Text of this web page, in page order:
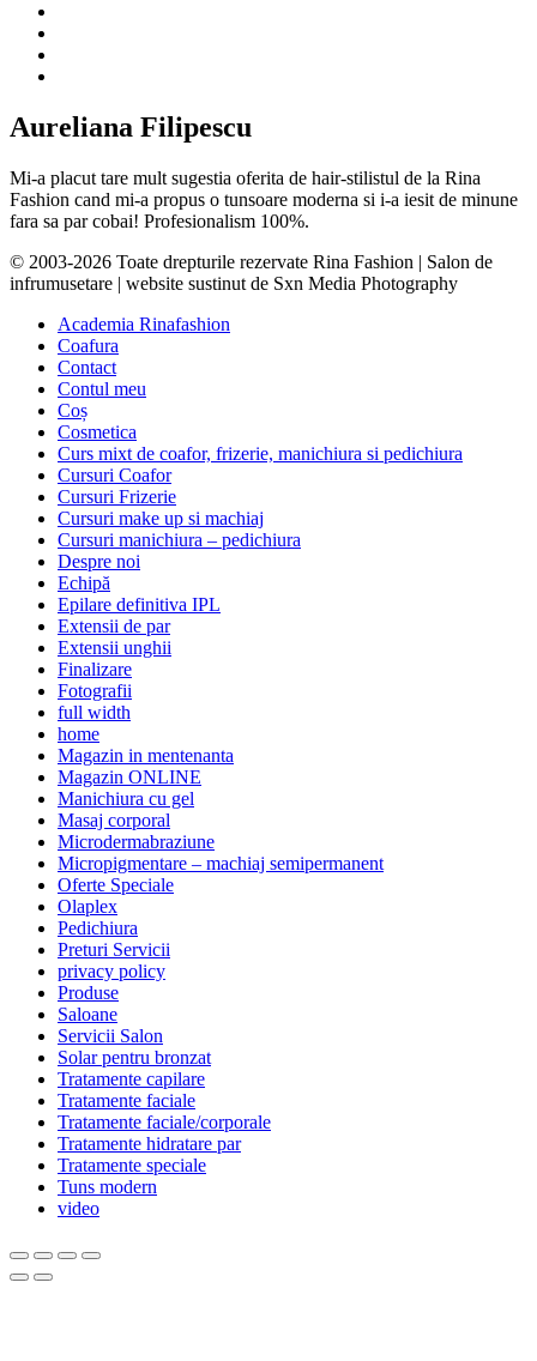
Aureliana Filipescu
Mi-a placut tare mult sugestia oferita de hair-stilistul de la Rina
Fashion cand mi-a propus o tunsoare moderna si i-a iesit de minune
fara sa par cobai! Profesionalism 100%.
© 2003-2026 Toate drepturile rezervate Rina Fashion | Salon de
infrumusetare | website sustinut de Sxn Media Photography
Academia Rinafashion
Coafura
Contact
Contul meu
Coș
Cosmetica
Curs mixt de coafor, frizerie, manichiura si pedichiura
Cursuri Coafor
Cursuri Frizerie
Cursuri make up si machiaj
Cursuri manichiura – pedichiura
Despre noi
Echipă
Epilare definitiva IPL
Extensii de par
Extensii unghii
Finalizare
Fotografii
full width
home
Magazin in mentenanta
Magazin ONLINE
Manichiura cu gel
Masaj corporal
Microdermabraziune
Micropigmentare – machiaj semipermanent
Oferte Speciale
Olaplex
Pedichiura
Preturi Servicii
privacy policy
Produse
Saloane
Servicii Salon
Solar pentru bronzat
Tratamente capilare
Tratamente faciale
Tratamente faciale/corporale
Tratamente hidratare par
Tratamente speciale
Tuns modern
video